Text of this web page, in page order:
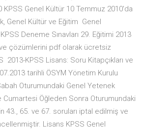
Genel Kültür 10 Temmuz 2010'da
Genel Kültür ve Eğitim Genel
Deneme Sınavları 29. Eğitimi 2013
ve çözümlerini pdf olarak ücretsiz
2013-KPSS Lisans: Soru Kitapçıkları ve
tarihli ÖSYM Yönetim Kurulu
Oturumundaki Genel Yetenek
Cumartesi Öğleden Sonra Oturumundaki
43., 65. ve 67. soruları iptal edilmiş ve
Lisans KPSS Genel